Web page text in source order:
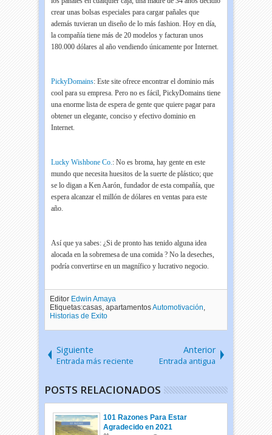
crear unas bolsas especiales para cargar pañales que
además tuvieran un diseño de lo más fashion. Hoy en día,
la compañía tiene más de 20 modelos y facturan unos
180.000 dólares al año vendiendo únicamente por Internet.
PickyDomains: Este site ofrece encontrar el dominio más
cool para su empresa. Pero no es fácil, PickyDomains tiene
una enorme lista de espera de gente que quiere pagar para
obtener un elegante, conciso y efectivo dominio en
Internet.
Lucky Wishbone Co. : No es broma, hay gente en este
mundo que necesita huesitos de la suerte de plástico; que
se lo digan a Ken Aarón, fundador de esta compañía, que
espera alcanzar el millón de dólares en ventas para este
año.
Así que ya sabes: ¿Si de pronto has tenido alguna idea
alocada en la sobremesa de una comida ? No la deseches,
podría convertirse en un magnífico y lucrativo negocio.
Editor Edwin Amaya
Etiquetas:casas, apartamentosAutomotivación
Historias de Exito
Siguiente
Entrada más reciente
Anterior
Entrada antigua
POSTS RELACIONADOS
101 Razones Para Estar
Agradecido en 2021